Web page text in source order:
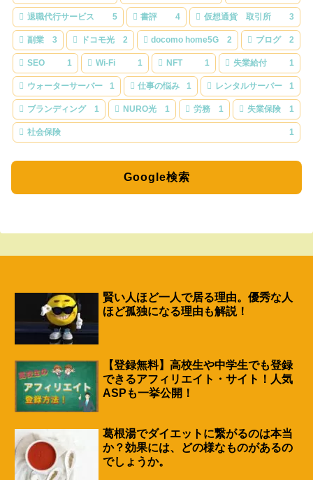
退職代行サービス 5 書評 4 仮想通貨 取引所 3
副業 3 ドコモ光 2 docomo home5G 2 ブログ 2
SEO 1 Wi-Fi 1 NFT 1 失業給付 1
ウォーターサーバー 1 仕事の悩み 1 レンタルサーバー 1
ブランディング 1 NURO光 1 労務 1 失業保険 1
社会保険 1
Google検索
賢い人ほど一人で居る理由。優秀な人
ほど孤独になる理由も解説！
【登録無料】高校生や中学生でも登録
できるアフィリエイト・サイト！人気
ASPも一挙公開！
葛根湯でダイエットに繋がるのは本当
か？効果には、どの様なものがあるの
でしょうか。